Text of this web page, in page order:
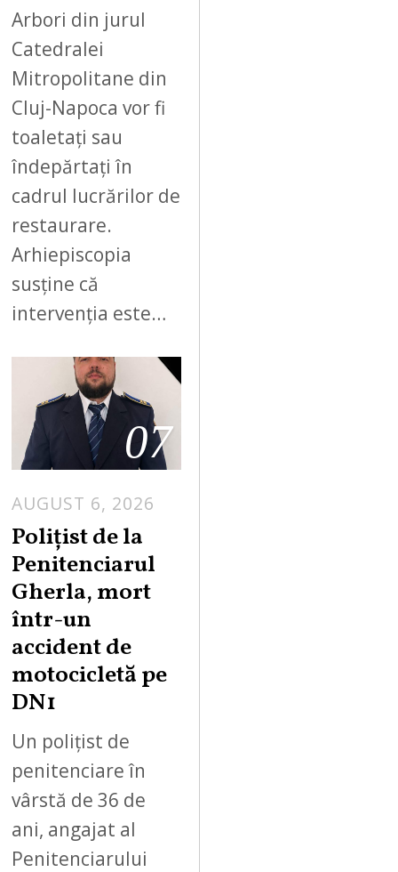
Arbori din jurul
Catedralei
Mitropolitane din
Cluj-Napoca vor fi
toaletați sau
îndepărtați în
cadrul lucrărilor de
restaurare.
Arhiepiscopia
susține că
intervenția este…
07
AUGUST 6, 2026
Polițist de la
Penitenciarul
Gherla, mort
într-un
accident de
motocicletă pe
DN1
Un polițist de
penitenciare în
vârstă de 36 de
ani, angajat al
Penitenciarului